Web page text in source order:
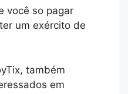
você so pagar
um exército de
também
em